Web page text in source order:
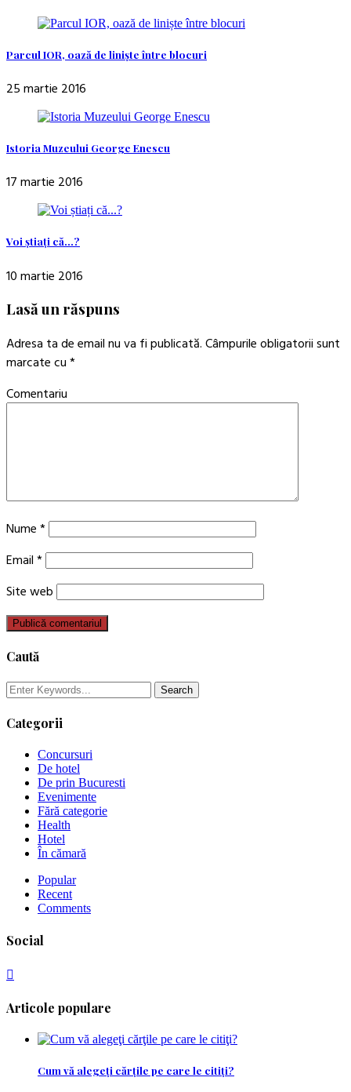
Parcul IOR, oază de liniște între blocuri
25 martie 2016
Istoria Muzeului George Enescu
17 martie 2016
Voi știați că…?
10 martie 2016
Lasă un răspuns
Adresa ta de email nu va fi publicată. Câmpurile obligatorii sunt
marcate cu *
Comentariu
Nume *
Email *
Site web
Caută
Categorii
Concursuri
De hotel
De prin Bucuresti
Evenimente
Fără categorie
Health
Hotel
În cămară
Popular
Recent
Comments
Social
Articole populare
Cum vă alegeţi cărţile pe care le citiţi?